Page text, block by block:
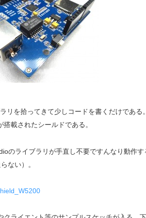
リを拾ってきて少しコードを書くだけである
載されたシールドである。
のライブラリが手直し不要ですんなり動作す
ない）。